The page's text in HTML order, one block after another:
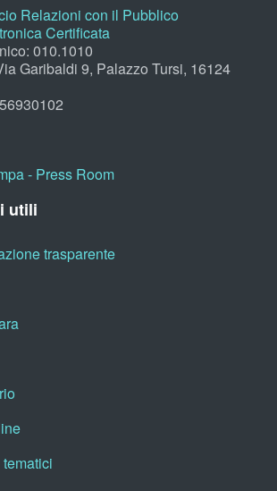
Relazioni con il Pubblico
Certificata
010.1010
Garibaldi 9, Palazzo Tursi, 16124
- Press Room
utili
trasparente